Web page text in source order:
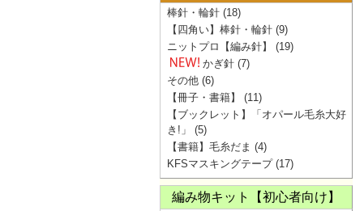
棒針・輪針 (18)
【四角い】棒針・輪針 (9)
ニットプロ【編み針】
(19)
かぎ針 (7)
その他 (6)
【冊子・書籍】
(11)
【ブックレット】「オパール毛糸大好
き!」
(5)
【書籍】毛糸だま (4)
KFSマスキングテープ(17)
編み物キット【初心者向け】